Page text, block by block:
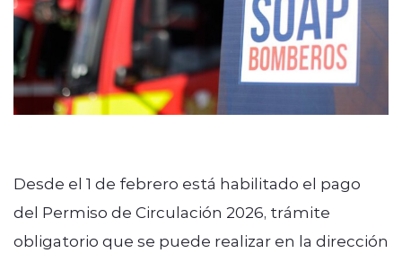
Desde el 1 de febrero está habilitado el pago
del Permiso de Circulación 2026, trámite
obligatorio que se puede realizar en la dirección